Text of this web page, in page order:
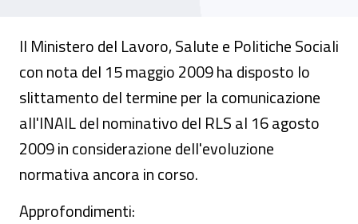
Il Ministero del Lavoro, Salute e Politiche Sociali
con nota del 15 maggio 2009 ha disposto lo
slittamento del termine per la comunicazione
all'INAIL del nominativo del RLS al 16 agosto
2009 in considerazione dell'evoluzione
normativa ancora in corso.
Approfondimenti: